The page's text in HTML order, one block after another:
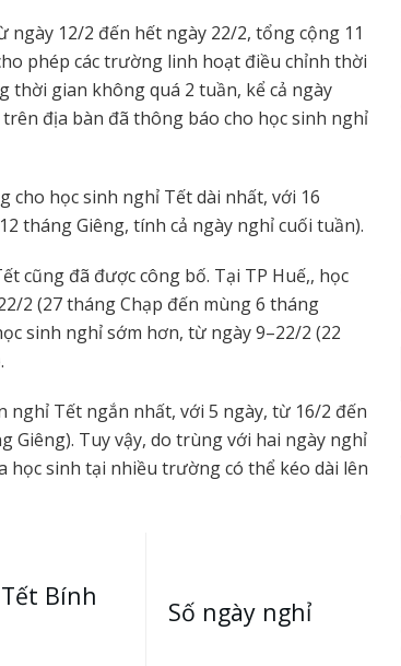
ngày 12/2 đến hết ngày 22/2, tổng cộng 11
phép các trường linh hoạt điều chỉnh thời
gian không quá 2 tuần, kể cả ngày
địa bàn đã thông báo cho học sinh nghỉ
cho học sinh nghỉ Tết dài nhất, với 16
tháng Giêng, tính cả ngày nghỉ cuối tuần).
cũng đã được công bố. Tại TP Huế,, học
2 (27 tháng Chạp đến mùng 6 tháng
sinh nghỉ sớm hơn, từ ngày 9–22/2 (22
nghỉ Tết ngắn nhất, với 5 ngày, từ 16/2 đến
Giêng). Tuy vậy, do trùng với hai ngày nghỉ
học sinh tại nhiều trường có thể kéo dài lên
Bính
Số ngày nghỉ